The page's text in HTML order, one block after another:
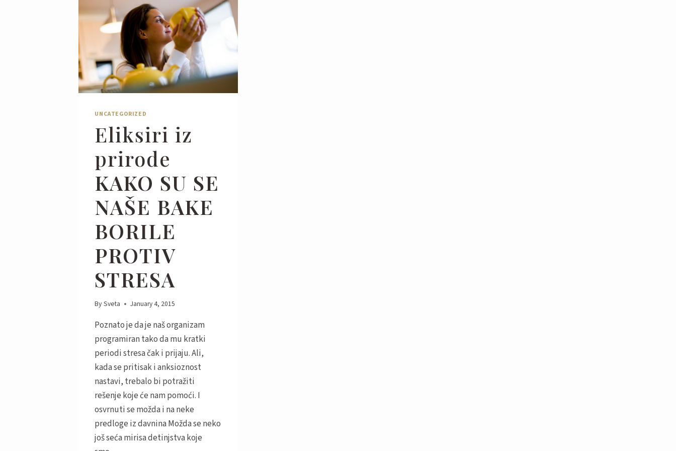
UNCATEGORIZED
Eliksiri iz
prirode
KAKO SU SE
NAŠE BAKE
BORILE
PROTIV
STRESA
By Sveta January 4, 2015
Poznato je da je naš organizam
programiran tako da mu kratki
periodi stresa čak i prijaju. Ali,
kada se pritisak i anksioznost
nastavi, trebalo bi potražiti
rešenje koje će nam pomoći. I
osvrnuti se možda i na neke
predloge iz davnina Možda se neko
još seća mirisa detinjstva koje